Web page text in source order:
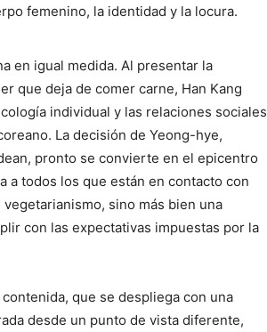
femenino, la identidad y la locura.
en igual medida. Al presentar la
que deja de comer carne, Han Kang
individual y las relaciones sociales
La decisión de Yeong-hye,
pronto se convierte en el epicentro
a todos los que están en contacto con
sino más bien una
con las expectativas impuestas por la
que se despliega con una
desde un punto de vista diferente,